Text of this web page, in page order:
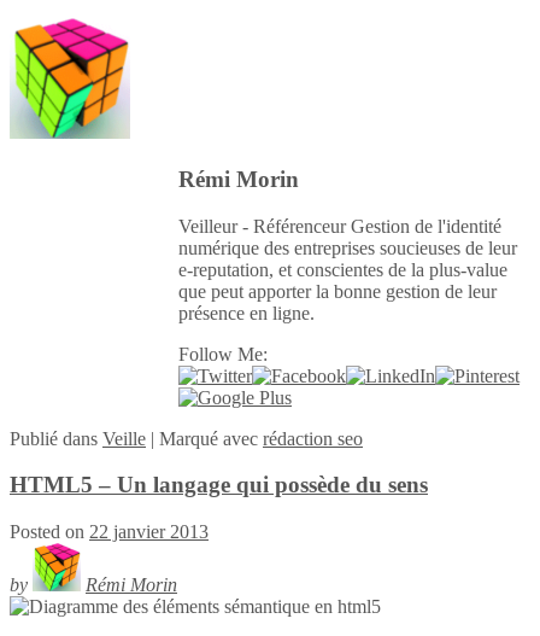
Rémi Morin
Veilleur - Référenceur Gestion de l'identité
numérique des entreprises soucieuses de leur
e-reputation, et conscientes de la plus-value
que peut apporter la bonne gestion de leur
présence en ligne.
Follow Me:
Publié dans Veille | Marqué avec rédaction seo
HTML5 – Un langage qui possède du sens
Posted on 22 janvier 2013
by Rémi Morin